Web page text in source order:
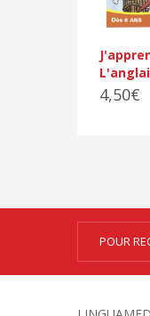
4,50€
POUR